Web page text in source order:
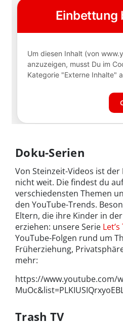
Doku-Serien
Von Steinzeit-Videos ist der
nicht weit. Die findest du
verschiedensten Themen
den YouTube-Trends.
Eltern, die ihre Kinder in
erziehen: unsere Serie
YouTube-Folgen rund um
Früherziehung,
mehr:
https://www.youtube.com/
Trash TV